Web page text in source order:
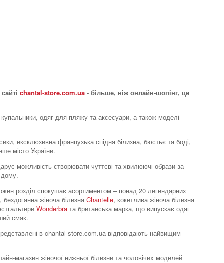
RosesSence
3104 грн.
chantal-store.com.ua - більше, ніж онлайн-шопінг, це
одяг для пляжу та аксесуари, а також моделі
ексклюзивна французька спідня білизна, бюстьє та боді,
місто України.
можливість створювати чуттєві та хвилюючі образи за
дому.
розділ спокушає асортиментом – понад 20 легендарних
, бездоганна жіноча білизнаChantelle, кокетлива жіноча білизна
Wonderbra та британська марка, що випускає одяг
смак.
в chantal-store.com.ua відповідають найвищим
магазин жіночої нижньої білизни та чоловічих моделей